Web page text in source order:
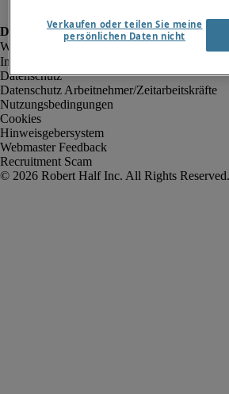
Impressum
Datenschutz
Datenschutz Arbeitnehmer/Zeitarbeitskräfte
Nutzungsbedingungen
Cookies
Hinweisgebersystem
Webmaster Feedback
Recruitment Scam
Verkaufen oder teilen Sie meine
persönlichen Daten nicht